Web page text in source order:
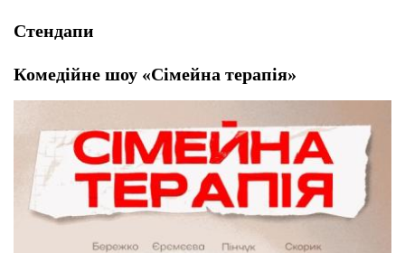
Стендапи
Комедійне шоу «Сімейна терапія»